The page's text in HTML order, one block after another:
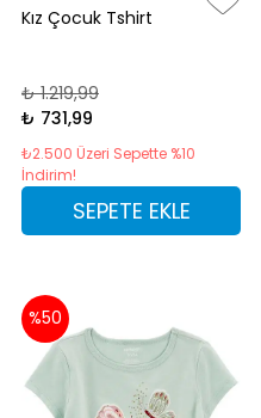
Kız Çocuk Tshirt
₺ 1.219,99
₺ 731,99
₺2.500 Üzeri Sepette %10
İndirim!
SEPETE EKLE
%50